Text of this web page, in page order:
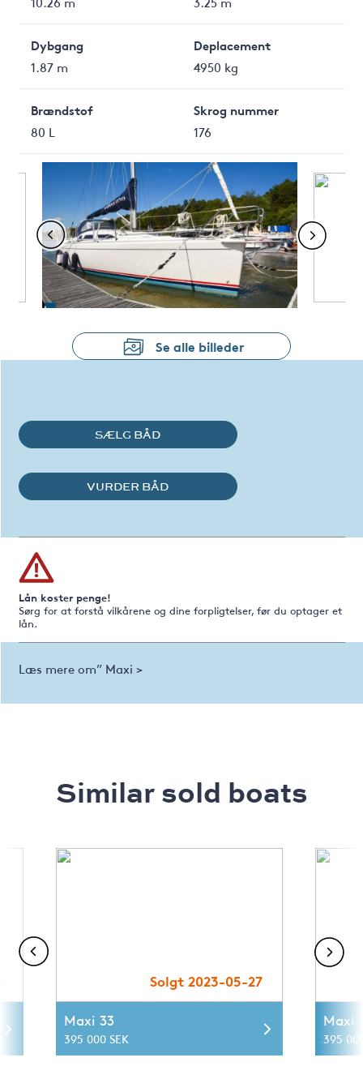
Dybgang
1.87 m
Deplacement
4950 kg
Brændstof
80 L
Skrog nummer
176
Se alle billeder
SÆLG BÅD
VURDER BÅD
Lån koster penge!
Sørg for at forstå vilkårene og dine forpligtelser, før du optager et
lån.
Læs mere om” Maxi >
Similar sold boats
Solgt 2023-05-27
Maxi 33
395 000 SEK
Maxi
395